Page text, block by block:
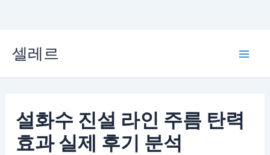
츠
셀레르
설화수 진설 라인 주름 탄력
효과 실제 후기 분석